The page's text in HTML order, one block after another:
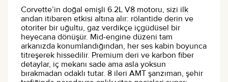
Corvette’in doğal emişli 6.2L V8 motoru, sizi ilk
andan itibaren etkisi altına alır: rölantide derin ve
otoriter bir uğultu, gaz verdikçe içgüdüsel bir
heyecana dönüşür. Mid-engine düzeni tam
arkanızda konumlandığından, her ses kabin boyunca
titreşerek hissedilir. Premium deri ve karbon fiber
detaylar, iç mekanı sade ama asla yoksun
bırakmadan odaklı tutar. 8 ileri AMT şanzıman, şehir